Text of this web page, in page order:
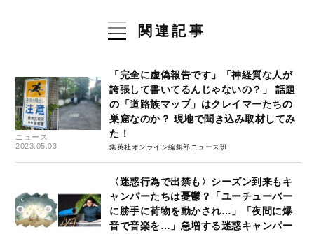
関連記事
ニュース
2023.05.03
「完全に虚偽報告です」「神経質な人が
誇張して書いてるんじゃないの？」 話題
の「道路族マップ」はクレイマーたちの
巣窟なのか？ 現地で聞き込み取材してみ
た！
集英社オンライン編集部ニュース班
〈迷惑行為で出禁も〉シーズン到来もキ
ャンパーたちは憂鬱？「ユーチューバー
に勝手に荷物を動かされ…」「夜間に爆
音で音楽を…」急増する迷惑キャンパー